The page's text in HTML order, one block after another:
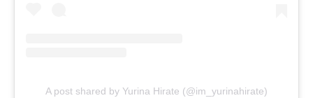
A post shared by Yurina Hirate (@im_yurinahirate)